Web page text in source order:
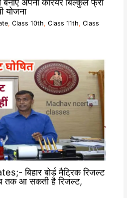
योजना
, Class 10th, Class 11th, Class
बिहार बोर्ड मैट्रिक रिजल्ट
तक आ सकती है रिजल्ट,